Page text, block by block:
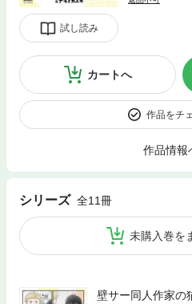
試し読み
カートへ
作品をチ
作品情報
シリーズ 全11冊
未購入巻を
壁サー同人作家の